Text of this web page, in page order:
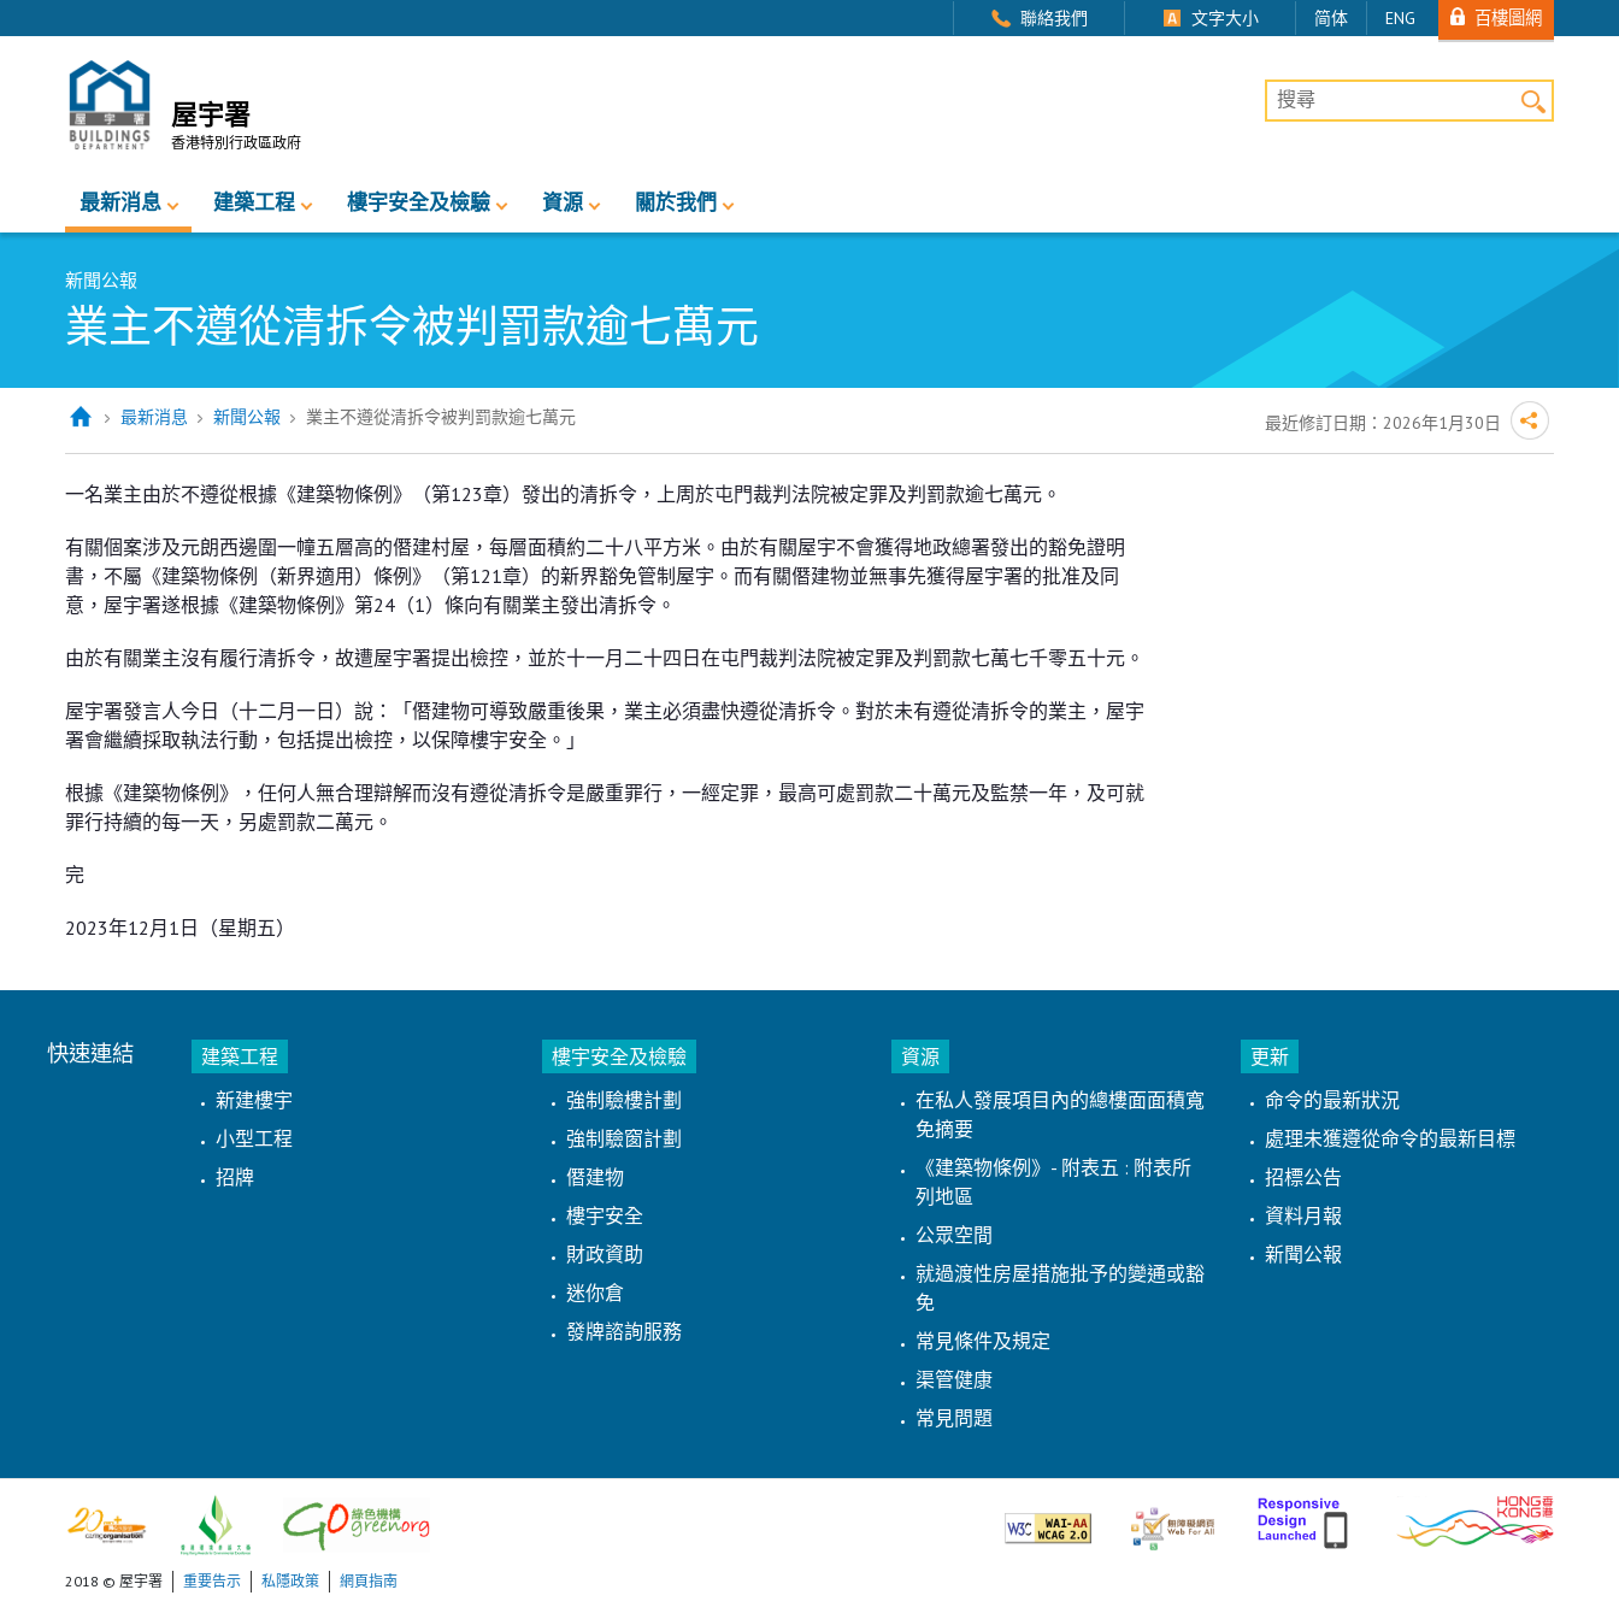
聯絡我們 文字大小 简体 ENG 百樓圖網
屋宇署
香港特別行政區政府
桌上版網站搜尋
最新消息 建築工程 樓宇安全及檢驗 資源 關於我們
新聞公報
業主不遵從清拆令被判罰款逾七萬元
最新消息 新聞公報 業主不遵從清拆令被判罰款逾七萬元 最近修訂日期：2026年1月30日
業主不遵從清拆令被判罰款逾七萬元
一名業主由於不遵從根據《建築物條例》（第123章）發出的清拆令，上周於屯門裁判法院被定罪及判罰款逾七萬元。
有關個案涉及元朗西邊圍一幢五層高的僭建村屋，每層面積約二十八平方米。由於有關屋宇不會獲得地政總署發出的豁免證明
書，不屬《建築物條例（新界適用）條例》（第121章）的新界豁免管制屋宇。而有關僭建物並無事先獲得屋宇署的批准及同
意，屋宇署遂根據《建築物條例》第24（1）條向有關業主發出清拆令。
由於有關業主沒有履行清拆令，故遭屋宇署提出檢控，並於十一月二十四日在屯門裁判法院被定罪及判罰款七萬七千零五十元。
屋宇署發言人今日（十二月一日）說：「僭建物可導致嚴重後果，業主必須盡快遵從清拆令。對於未有遵從清拆令的業主，屋宇
署會繼續採取執法行動，包括提出檢控，以保障樓宇安全。」
根據《建築物條例》，任何人無合理辯解而沒有遵從清拆令是嚴重罪行，一經定罪，最高可處罰款二十萬元及監禁一年，及可就
罪行持續的每一天，另處罰款二萬元。
完
2023年12月1日（星期五）
快速連結
建築工程
新建樓宇
小型工程
招牌
樓宇安全及檢驗
強制驗樓計劃
強制驗窗計劃
僭建物
樓宇安全
財政資助
迷你倉
發牌諮詢服務
資源
在私人發展項目內的總樓面面積寬
免摘要
《建築物條例》- 附表五 : 附表所
列地區
公眾空間
就過渡性房屋措施批予的變通或豁
免
常見條件及規定
渠管健康
常見問題
更新
命令的最新狀況
處理未獲遵從命令的最新目標
招標公告
資料月報
新聞公報
2018 © 屋宇署 重要告示 私隱政策 網頁指南